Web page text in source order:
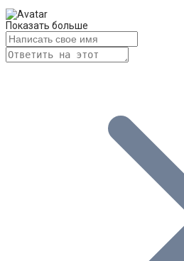
Показать больше